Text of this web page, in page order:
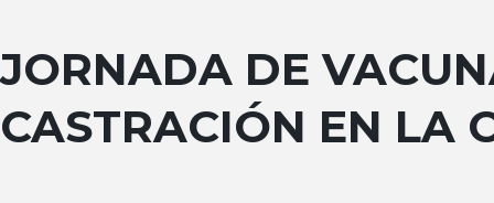
JORNADA DE
CASTRACIÓN EN LA